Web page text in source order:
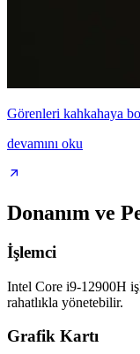
Görenleri kahkahaya
devamını oku
Donanım ve
İşlemci
Intel Core i9-12900H
rahatlıkla yönetebilir.
Grafik Kartı